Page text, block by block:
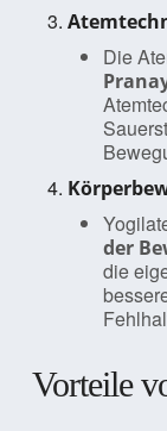
Die
der
die
Vorteile